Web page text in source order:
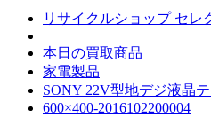
リサイクルショップ セレ
本日の買取商品
家電製品
SONY 22V型地デジ液晶
600×400-2016102200004